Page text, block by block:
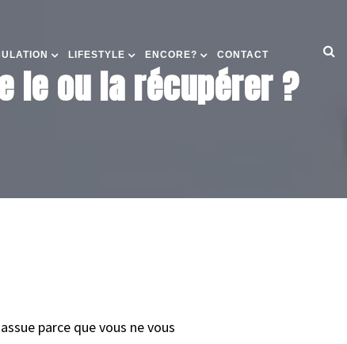
LIFESTYLE ENCORE? CONTACT
le ou la récupérer ?
parce que vous ne vous